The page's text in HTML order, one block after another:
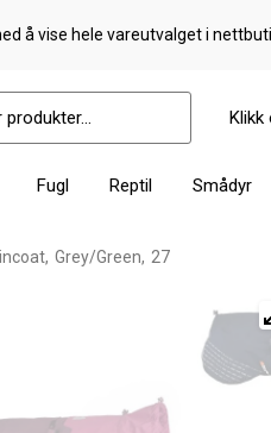
å vise hele vareutvalget i
Klikk
Fugl Reptil Smådyr
Grey/Green, 27